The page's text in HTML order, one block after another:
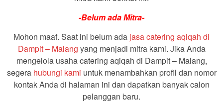
-Belum ada Mitra-
Mohon maaf. Saat ini belum ada jasa catering aqiqah di
Dampit – Malang yang menjadi mitra kami. Jika Anda
mengelola usaha catering aqiqah di Dampit – Malang,
segera hubungi kami untuk menambahkan profil dan nomor
kontak Anda di halaman ini dan dapatkan banyak calon
pelanggan baru.